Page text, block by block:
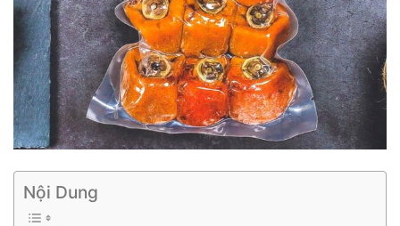
Nội Dung